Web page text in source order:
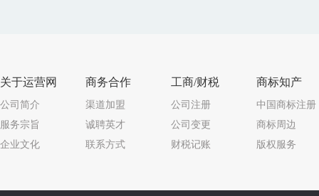
关于运营网
公司简介
服务宗旨
企业文化
商务合作
渠道加盟
诚聘英才
联系方式
工商/财税
公司注册
公司变更
财税记账
商标知产
中国商标注册
商标周边
版权服务